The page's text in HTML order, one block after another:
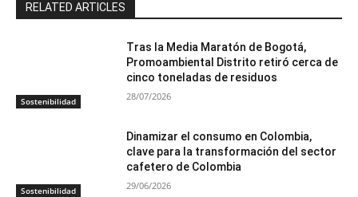
RELATED ARTICLES
Sostenibilidad
Tras la Media Maratón de Bogotá,
Promoambiental Distrito retiró cerca de
cinco toneladas de residuos
28/07/2026
Sostenibilidad
Dinamizar el consumo en Colombia,
clave para la transformación del sector
cafetero de Colombia
29/06/2026